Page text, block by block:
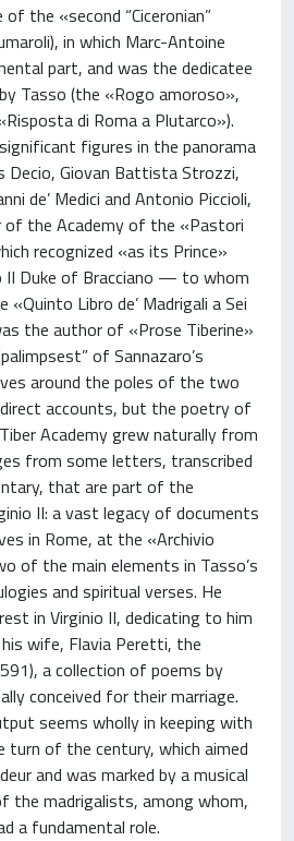
the «second “Ciceronian”
in which Marc-Antoine
part, and was the dedicatee
Tasso (the «Rogo amoroso»,
di Roma a Plutarco»).
figures in the panorama
Decio, Giovan Battista Strozzi,
de’ Medici and Antonio Piccioli,
of the Academy of the «Pastori
recognized «as its Prince»
II Duke of Bracciano — to whom
«Quinto Libro de’ Madrigali a Sei
the author of «Prose Tiberine»
of Sannazaro’s
around the poles of the two
accounts, but the poetry of
Academy grew naturally from
from some letters, transcribed
that are part of the
II: a vast legacy of documents
in Rome, at the «Archivio
of the main elements in Tasso’s
and spiritual verses. He
in Virginio II, dedicating to him
wife, Flavia Peretti, the
a collection of poems by
conceived for their marriage.
seems wholly in keeping with
of the century, which aimed
and was marked by a musical
madrigalists, among whom,
a fundamental role.